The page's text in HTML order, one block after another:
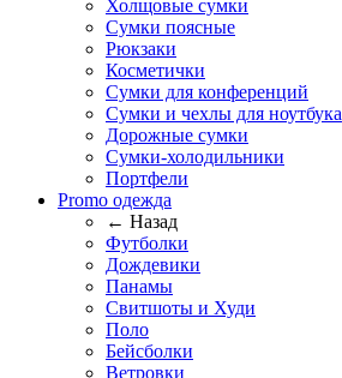
Холщовые сумки
Сумки поясные
Рюкзаки
Косметички
Сумки для конференций
Сумки и чехлы для ноутбука
Дорожные сумки
Сумки-холодильники
Портфели
Promo одежда
← Назад
Футболки
Дождевики
Панамы
Свитшоты и Худи
Поло
Бейсболки
Ветровки